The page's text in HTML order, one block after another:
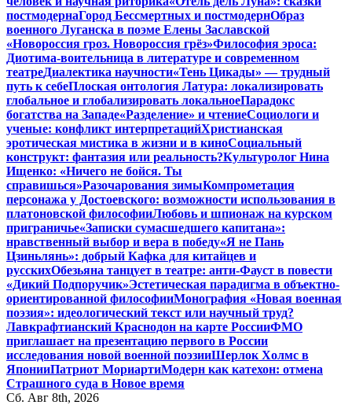
постмодернаГород Бессмертных и постмодернОбраз
военного Луганска в поэме Елены Заславской
«Новороссия гроз. Новороссия грёз»Философия эроса:
Диотима-воительница в литературе и современном
театреДиалектика научности«Тень Цикады» — трудный
путь к себеПлоская онтология Латура: локализировать
глобальное и глобализировать локальноеПарадокс
богатства на Западе«Разделение» и чтениеСоциологи и
ученые: конфликт интерпретацийХристианская
эротическая мистика в жизни и в киноСоциальный
конструкт: фантазия или реальность?Культуролог Нина
Ищенко: «Ничего не бойся. Ты
справишься»Разочарования зимыКомпрометация
персонажа у Достоевского: возможности использования в
платоновской философииЛюбовь и шпионаж на курском
приграничье«Записки сумасшедшего капитана»:
нравственный выбор и вера в победу«Я не Пань
Цзиньлянь»: добрый Кафка для китайцев и
русскихОбезьяна танцует в театре: анти-Фауст в повести
«Дикий Подпоручик»Эстетическая парадигма в объектно-
ориентированной философииМонография «Новая военная
поэзия»: идеологический текст или научный труд?
Лавкрафтианский Краснодон на карте РоссииФМО
приглашает на презентацию первого в России
исследования новой военной поэзииШерлок Холмс в
ЯпонииПатриот МориартиМодерн как катехон: отмена
Страшного суда в Новое время
Сб. Авг 8th, 2026